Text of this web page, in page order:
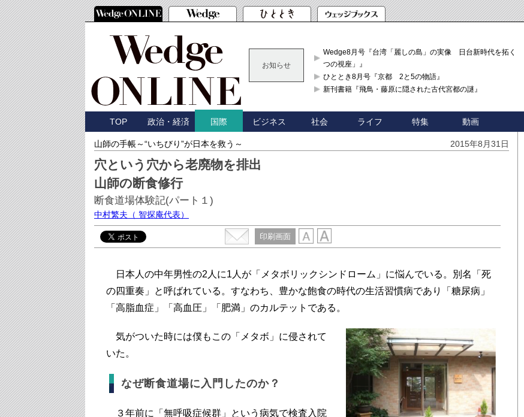
お知らせ
Wedge8月号『台湾「麗しの島」の実像 日台新時代を拓く「3
つの視座」』
ひととき8月号『京都 2と5の物語』
新刊書籍『飛鳥・藤原に隠された古代宮都の謎』
TOP 政治・経済 国際 ビジネス 社会 ライフ 特集 動画
山師の手帳～“いちびり”が日本を救う～ 2015年8月31日
穴という穴から老廃物を排出
山師の断食修行
断食道場体験記(パート１)
中村繁夫 （ 智探庵代表）
印刷画面
日本人の中年男性の2人に1人が「メタボリックシンドローム」に悩んでいる。別名「死
の四重奏」と呼ばれている。すなわち、豊かな飽食の時代の生活習慣病であり「糖尿病」
「高脂血症」「高血圧」「肥満」のカルテットである。
気がついた時には僕もこの「メタボ」に侵されて
いた。
なぜ断食道場に入門したのか？
３年前に「無呼吸症候群」という病気で検査入院